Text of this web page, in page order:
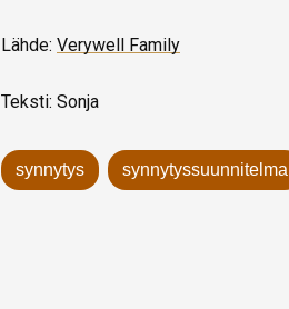
Lähde: Verywell Family
Teksti: Sonja
synnytys synnytyssuunnitelma